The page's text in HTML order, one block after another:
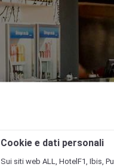
Cookie e dati personali
Sui siti web ALL, HotelF1, Ibis,